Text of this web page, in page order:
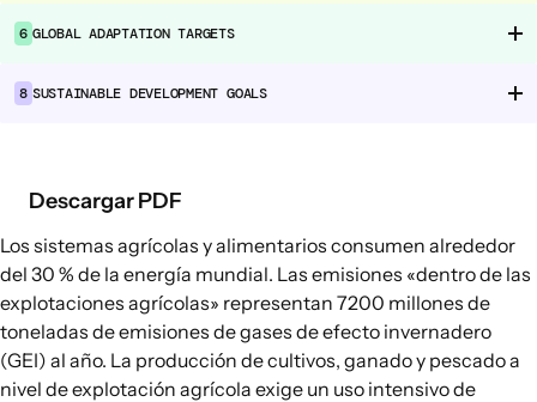
Gobernanza alimentaria
Cadenas de suministro alimentario
EXPLORAR
Opciones políticas en agricultura y
sistemas alimentarios
Conexiones
6 GLOBAL ADAPTATION TARGETS
8 SUSTAINABLE DEVELOPMENT GOALS
Descargar PDF
Los sistemas agrícolas y alimentarios consumen alrededor
del 30 % de la energía mundial. Las emisiones «dentro de las
explotaciones agrícolas» representan 7200 millones de
toneladas de emisiones de gases de efecto invernadero
(GEI) al año. La producción de cultivos, ganado y pescado a
nivel de explotación agrícola exige un uso intensivo de